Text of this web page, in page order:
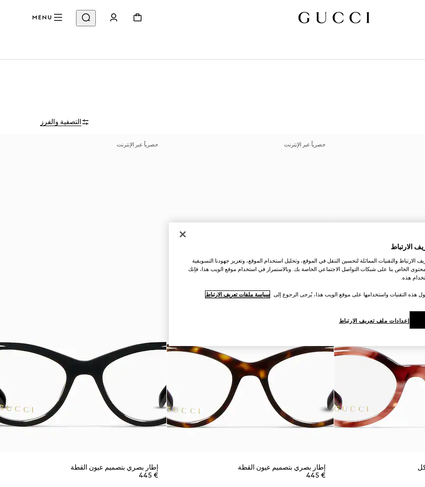
MENU
التصفية والفرز
حصرياً عبر الإنترنت
إطار بصري بتصميم عيون القطة
€ 445
حصرياً عبر الإنترنت
إطار بصري بتصميم عيون القطة
€ 445
الارتباط
والتقنيات المماثلة لتحسين التنقل في الموقع، وتحليل استخدام الموقع، وتعزيز جهودنا التسويقية
الخاص بنا على شبكات التواصل الاجتماعي الخاصة بك. وبالاستمرار في استخدام موقع الويب هذا، فإنك
هذه.
هذه التقنيات واستخدامها على موقع الويب هذا، يُرجى الرجوع إلى سياسة ملفات تعريف الارتباط
إعدادات ملف تعريف الارتباط